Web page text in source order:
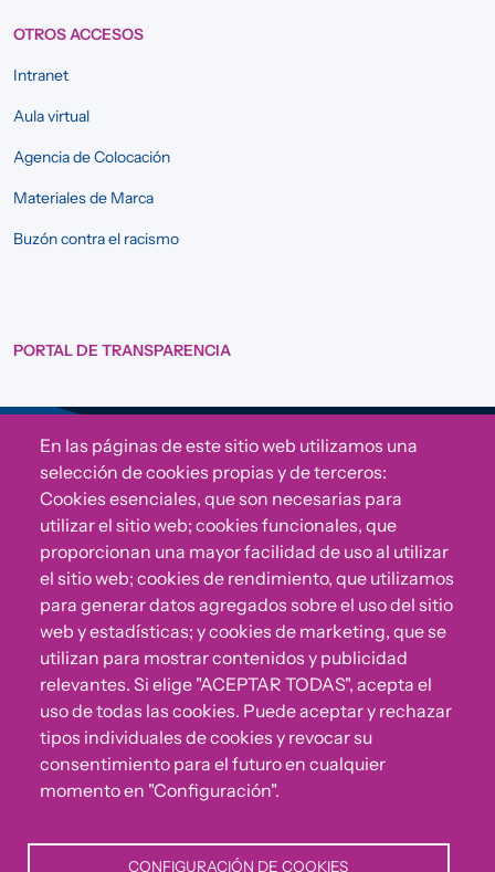
OTROS ACCESOS
Intranet
Aula virtual
Agencia de Colocación
Materiales de Marca
Buzón contra el racismo
PORTAL DE TRANSPARENCIA
Sigue a Comunidad CONVIVE
¿Algo no va bien?
Puedes reportar incumplimientos del Código Ético u
otras irregularidades que detectes en nuestra Fundación.
En las páginas de este sitio web utilizamos una
selección de cookies propias y de terceros:
Cookies esenciales, que son necesarias para
utilizar el sitio web; cookies funcionales, que
proporcionan una mayor facilidad de uso al utilizar
el sitio web; cookies de rendimiento, que utilizamos
para generar datos agregados sobre el uso del sitio
web y estadísticas; y cookies de marketing, que se
utilizan para mostrar contenidos y publicidad
relevantes. Si elige "ACEPTAR TODAS", acepta el
uso de todas las cookies. Puede aceptar y rechazar
tipos individuales de cookies y revocar su
consentimiento para el futuro en cualquier
momento en "Configuración".
CONFIGURACIÓN DE COOKIES